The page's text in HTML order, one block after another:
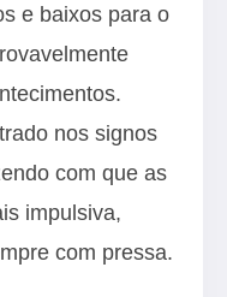
e baixos para o
nos signos
com que as
impulsiva,
com pressa.